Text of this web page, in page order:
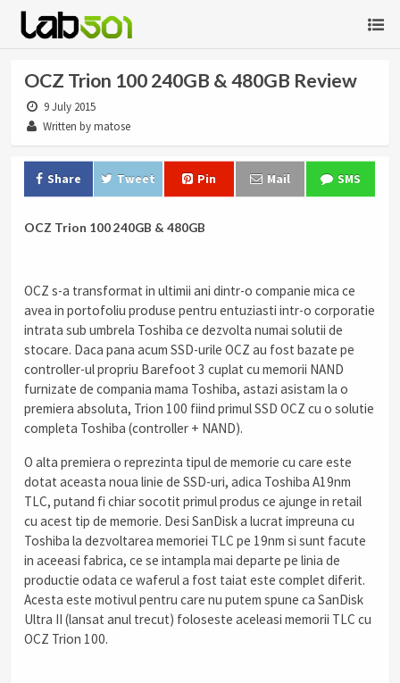
OCZ Trion 100 240GB & 480GB Review
9 July 2015
Written by matose
Share Tweet Pin Mail SMS
OCZ Trion 100 240GB & 480GB
OCZ s-a transformat in ultimii ani dintr-o companie mica ce
avea in portofoliu produse pentru entuziasti intr-o corporatie
intrata sub umbrela Toshiba ce dezvolta numai solutii de
stocare. Daca pana acum SSD-urile OCZ au fost bazate pe
controller-ul propriu Barefoot 3 cuplat cu memorii NAND
furnizate de compania mama Toshiba, astazi asistam la o
premiera absoluta, Trion 100 fiind primul SSD OCZ cu o solutie
completa Toshiba (controller + NAND).
O alta premiera o reprezinta tipul de memorie cu care este
dotat aceasta noua linie de SSD-uri, adica Toshiba A19nm
TLC, putand fi chiar socotit primul produs ce ajunge in retail
cu acest tip de memorie. Desi SanDisk a lucrat impreuna cu
Toshiba la dezvoltarea memoriei TLC pe 19nm si sunt facute
in aceeasi fabrica, ce se intampla mai departe pe linia de
productie odata ce waferul a fost taiat este complet diferit.
Acesta este motivul pentru care nu putem spune ca SanDisk
Ultra II (lansat anul trecut) foloseste aceleasi memorii TLC cu
OCZ Trion 100.